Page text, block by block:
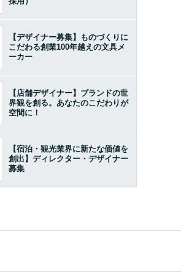
【デザイナー募集】ものづくりに
こだわる創業100年越えの文具メ
ーカー
【店舗デザイナー】ブランドの世
界観を創る。あなたのこだわりが
空間に！
【宿泊・観光業界に新たな価値を
創出】ディレクター・デザイナー
募集